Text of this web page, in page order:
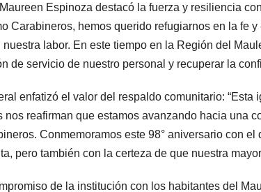
Espinoza destacó la fuerza y resiliencia
Carabineros, hemos querido refugiarnos en la fe
labor. En este tiempo en la Región del
de servicio de nuestro personal y recuperar la
enfatizó el valor del respaldo comunitario:
nos reafirman que estamos avanzando hacia una
Conmemoramos este 98° aniversario con
pero también con la certeza de que nuestra
de la institución con los habitantes del